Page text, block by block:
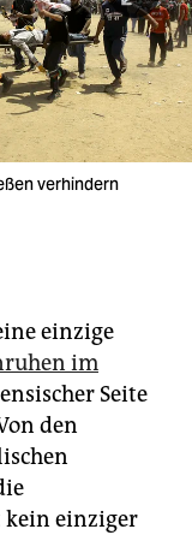
verhindern
einzige
im
Seite
den
einziger